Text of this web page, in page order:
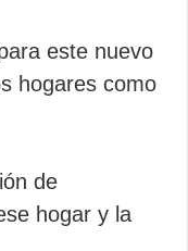
este nuevo
hogares como
de
hogar y la